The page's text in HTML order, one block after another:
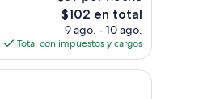
El
precio
actual
es
de
$102 en total
9 ago. - 10 ago.
Total con impuestos y cargos